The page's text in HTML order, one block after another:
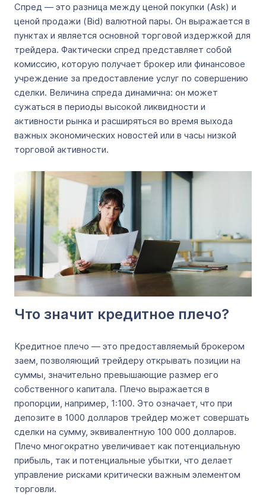
Спред — это разница между ценой покупки (Ask) и
ценой продажи (Bid) валютной пары. Он выражается в
пунктах и является основной торговой издержкой для
трейдера. Фактически спред представляет собой
комиссию, которую получает брокер или финансовое
учреждение за предоставление услуг по совершению
сделки. Величина спреда динамична: он может
сужаться в периоды высокой ликвидности и
активности рынка и расширяться во время выхода
важных экономических новостей или в часы низкой
торговой активности.
Что значит кредитное плечо?
Кредитное плечо — это предоставляемый брокером
заем, позволяющий трейдеру открывать позиции на
суммы, значительно превышающие размер его
собственного капитала. Плечо выражается в
пропорции, например, 1:100. Это означает, что при
депозите в 1000 долларов трейдер может совершать
сделки на сумму, эквивалентную 100 000 долларов.
Плечо многократно увеличивает как потенциальную
прибыль, так и потенциальные убытки, что делает
управление рисками критически важным элементом
торговли.